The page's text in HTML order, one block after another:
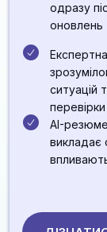
одразу
оновлень
ситуацій
AI-
викладає